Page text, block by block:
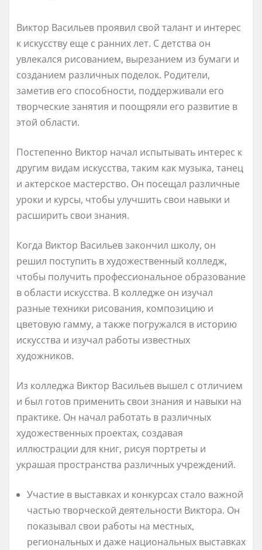
Виктор Васильев проявил свой талант и интерес
к искусству еще с ранних лет. С детства он
увлекался рисованием, вырезанием из бумаги и
созданием различных поделок. Родители,
заметив его способности, поддерживали его
творческие занятия и поощряли его развитие в
этой области.
Постепенно Виктор начал испытывать интерес к
другим видам искусства, таким как музыка, танец
и актерское мастерство. Он посещал различные
уроки и курсы, чтобы улучшить свои навыки и
расширить свои знания.
Когда Виктор Васильев закончил школу, он
решил поступить в художественный колледж,
чтобы получить профессиональное образование
в области искусства. В колледже он изучал
разные техники рисования, композицию и
цветовую гамму, а также погружался в историю
искусства и изучал работы известных
художников.
Из колледжа Виктор Васильев вышел с отличием
и был готов применить свои знания и навыки на
практике. Он начал работать в различных
художественных проектах, создавая
иллюстрации для книг, рисуя портреты и
украшая пространства различных учреждений.
Участие в выставках и конкурсах стало важной
частью творческой деятельности Виктора. Он
показывал свои работы на местных,
региональных и даже национальных выставках